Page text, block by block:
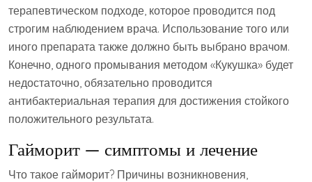
терапевтическом подходе, которое проводится под
строгим наблюдением врача. Использование того или
иного препарата также должно быть выбрано врачом.
Конечно, одного промывания методом «Кукушка» будет
недостаточно, обязательно проводится
антибактериальная терапия для достижения стойкого
положительного результата.
Гайморит — симптомы и лечение
Что такое гайморит? Причины возникновения,